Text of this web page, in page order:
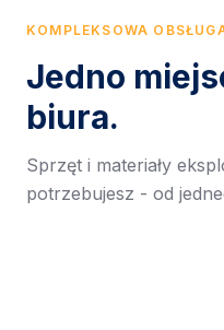
KOMPLEKSOWA
Jedno
biura.
Sprzęt i materiały
potrzebujesz - od